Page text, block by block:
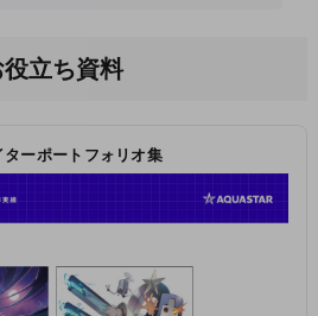
役立ち資料
ターポートフォリオ集